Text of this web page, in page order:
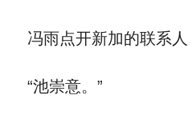
冯雨点开新加的联系人
“池崇意。”